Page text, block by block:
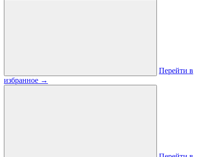
Перейти в
избранное →